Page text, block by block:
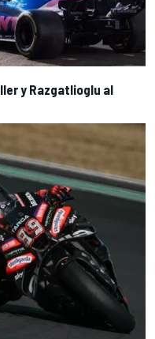
y Razgatlioglu al